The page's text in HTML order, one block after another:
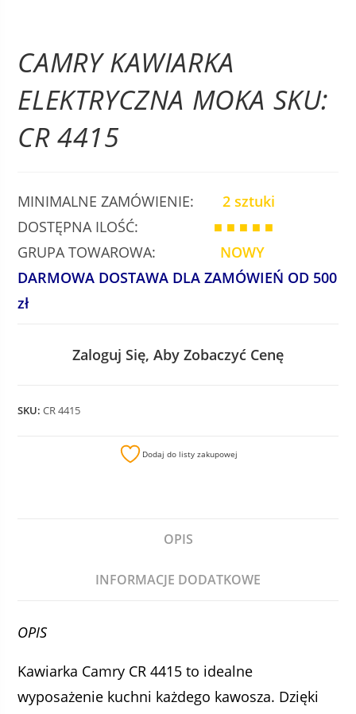
CAMRY KAWIARKA
ELEKTRYCZNA MOKA SKU:
CR 4415
MINIMALNE ZAMÓWIENIE:2 sztuki
DOSTĘPNA ILOŚĆ: ■ ■ ■ ■ ■
GRUPA TOWAROWA: NOWY
DARMOWA DOSTAWA DLA ZAMÓWIEŃ OD 500
zł
Zaloguj Się, Aby Zobaczyć Cenę
SKU:CR 4415
Dodaj do listy zakupowej
OPIS
INFORMACJE DODATKOWE
OPIS
Kawiarka Camry CR 4415 to idealne
wyposażenie kuchni każdego kawosza. Dzięki